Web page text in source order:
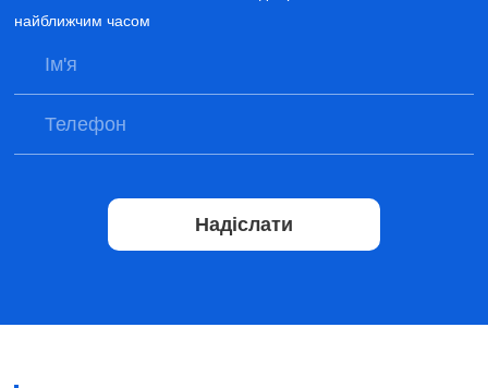
найближчим часом
Надіслати